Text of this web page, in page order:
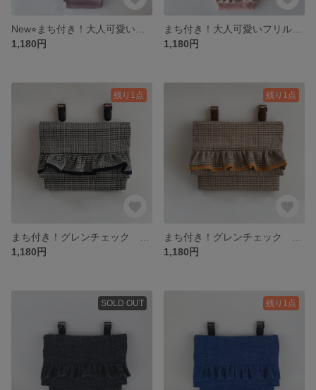
1,180円
1,180円
残り1点
1,180円
残り1点
1,180円
SOLD OUT 残り1点